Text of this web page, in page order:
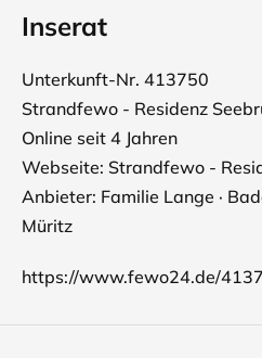
Inserat
Unterkunft-Nr. 413750
Strandfewo - Residenz
Online seit 4 Jahren
Webseite: Strandfewo -
Anbieter: Familie Lange ·
Müritz
https://www.fewo24.de/